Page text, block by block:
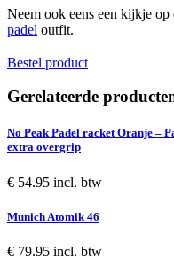
Neem ook eens een kijkje op
padel outfit.
Bestel product
Gerelateerde
No Peak Padel racket Oranje –
extra overgrip
€ 54.95 incl. btw
Munich Atomik 46
€ 79.95 incl. btw